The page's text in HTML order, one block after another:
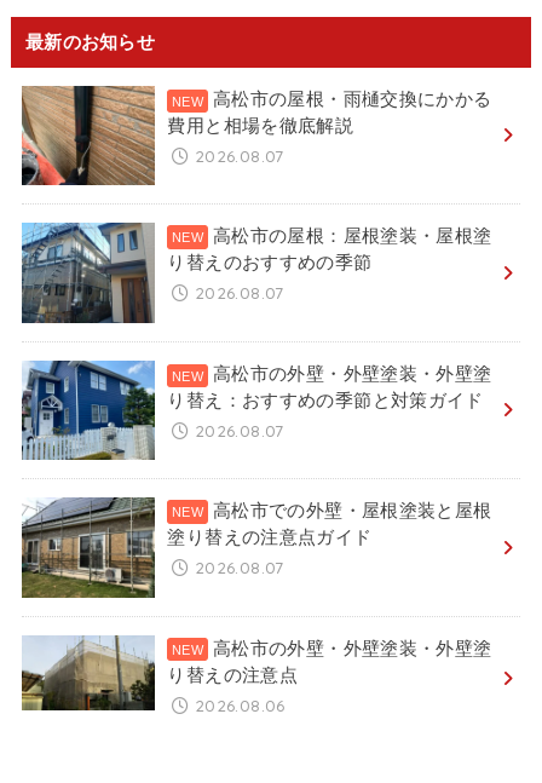
最新のお知らせ
高松市の屋根・雨樋交換にかかる
費用と相場を徹底解説
2026.08.07
高松市の屋根：屋根塗装・屋根塗
り替えのおすすめの季節
2026.08.07
高松市の外壁・外壁塗装・外壁塗
り替え：おすすめの季節と対策ガイド
2026.08.07
高松市での外壁・屋根塗装と屋根
塗り替えの注意点ガイド
2026.08.07
高松市の外壁・外壁塗装・外壁塗
り替えの注意点
2026.08.06